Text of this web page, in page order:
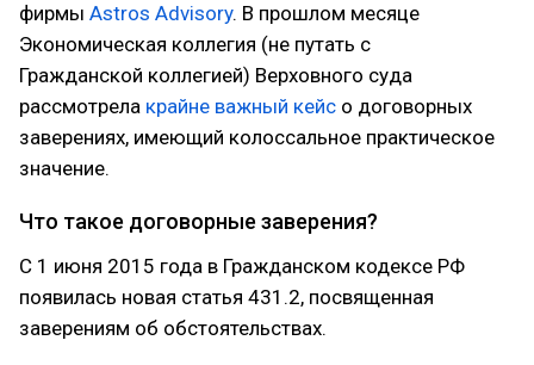
фирмы Astros Advisory. В прошлом месяце
Экономическая коллегия (не путать с
Гражданской коллегией) Верховного суда
рассмотрела крайне важный кейс о договорных
заверениях, имеющий колоссальное практическое
значение.
Что такое договорные заверения?
С 1 июня 2015 года в Гражданском кодексе РФ
появилась новая статья 431.2, посвященная
заверениям об обстоятельствах.